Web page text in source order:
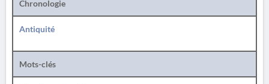
Chronologie
Antiquité
Mots-clés